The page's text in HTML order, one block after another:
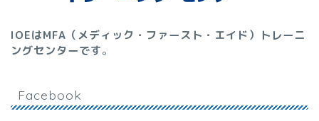
IOEはMFA（メディック・ファースト・エイド）トレーニ
ングセンターです。
Facebook